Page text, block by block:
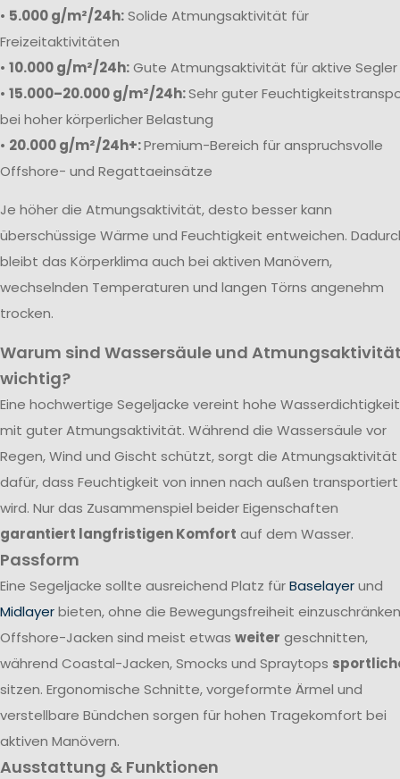
• 5.000 g/m²/24h:Solide Atmungsaktivität für
Freizeitaktivitäten
• 10.000 g/m²/24h:Gute Atmungsaktivität für aktive Segler
• 15.000–20.000 g/m²/24h:Sehr guter
bei hoher körperlicher Belastung
• 20.000 g/m²/24h+:Premium-Bereich für anspruchsvolle
Offshore- und Regattaeinsätze
Je höher die Atmungsaktivität, desto besser kann
überschüssige Wärme und Feuchtigkeit entweichen.
bleibt das Körperklima auch bei aktiven Manövern,
wechselnden Temperaturen und langen Törns angenehm
trocken.
Warum sind Wassersäule und
wichtig?
Eine hochwertige Segeljacke vereint hohe Wasserdichtigkeit
mit guter Atmungsaktivität. Während die Wassersäule vor
Regen, Wind und Gischt schützt, sorgt die Atmungsaktivität
dafür, dass Feuchtigkeit von innen nach außen transportiert
wird. Nur das Zusammenspiel beider Eigenschaften
garantiert langfristigen Komfort auf dem Wasser.
Passform
Eine Segeljacke sollte ausreichend Platz fürBaselayerund
Midlayerbieten, ohne die Bewegungsfreiheit
Offshore-Jacken sind meist etwas weiter geschnitten,
während Coastal-Jacken, Smocks und Spraytops
sitzen. Ergonomische Schnitte, vorgeformte Ärmel und
verstellbare Bündchen sorgen für hohen Tragekomfort bei
aktiven Manövern.
Ausstattung & Funktionen